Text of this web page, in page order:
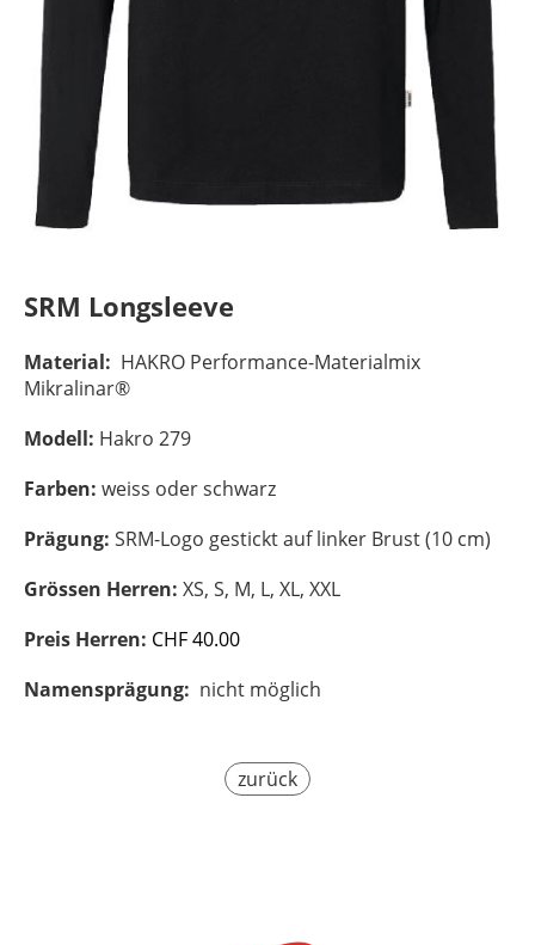
SRM Longsleeve
Material: HAKRO Performance-Materialmix
Mikralinar®
Modell: Hakro 279
Farben: weiss oder schwarz
Prägung: SRM-Logo gestickt auf linker Brust (10 cm)
Grössen Herren: XS, S, M, L, XL, XXL
Preis Herren: CHF 40.00
Namensprägung: nicht möglich
zurück